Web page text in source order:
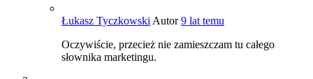
Łukasz Tyczkowski Autor 9 lat temu
Oczywiście, przecież nie zamieszczam tu całego
słownika marketingu.